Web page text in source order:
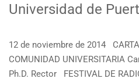
Universidad de
12 de noviembre de 2014
COMUNIDAD UNIVERSITARIA
Ph.D. Rector FESTIVAL DE